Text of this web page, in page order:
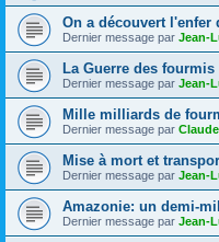
On a découvert
Dernier message par Jean-
La Guerre des fourmis
Dernier message par Jean-
Mille milliards de
Dernier message par
Mise à mort et
Dernier message par Jean-
Amazonie: un demi-
Dernier message par Jean-